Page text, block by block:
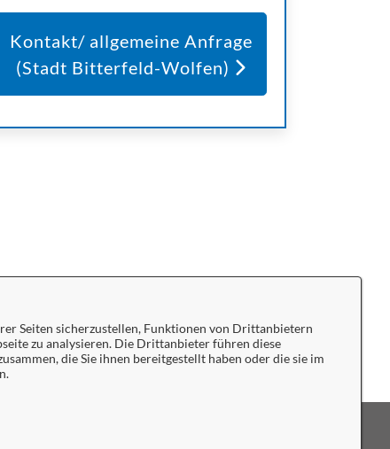
Kontakt/ allgemeine Anfrage
(Stadt Bitterfeld-Wolfen)
Seiten sicherzustellen, Funktionen von Drittanbietern
zu analysieren. Die Drittanbieter führen diese
die Sie ihnen bereitgestellt haben oder die sie im